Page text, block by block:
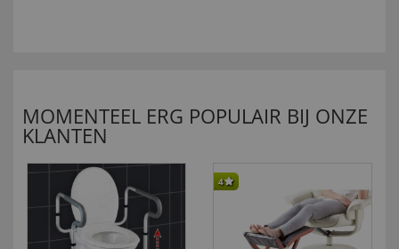
MOMENTEEL ERG POPULAIR BIJ ONZE
KLANTEN
4